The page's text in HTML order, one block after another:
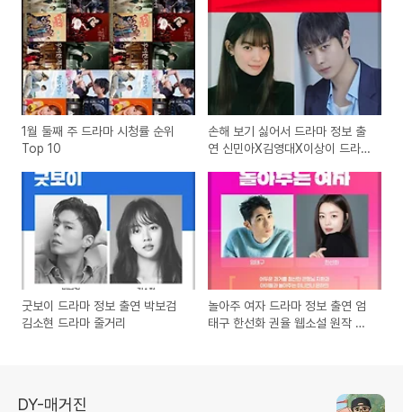
1월 둘째 주 드라마 시청률 순위
Top 10
손해 보기 싫어서 드라마 정보 출
연 신민아X김영대X이상이 드라마
굿보이 드라마 정보 출연 박보검
김소현 드라마 줄거리
놀아주 여자 드라마 정보 출연 엄
태구 한선화 권율 웹소설 원작 드
DY-매거진